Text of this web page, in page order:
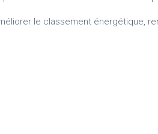
le classement énergétique,